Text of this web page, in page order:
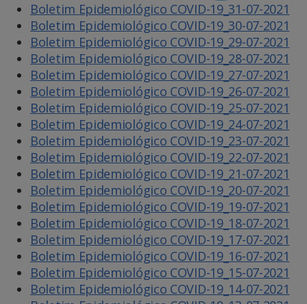
Boletim Epidemiológico COVID-19_31-07-2021
Boletim Epidemiológico COVID-19_30-07-2021
Boletim Epidemiológico COVID-19_29-07-2021
Boletim Epidemiológico COVID-19_28-07-2021
Boletim Epidemiológico COVID-19_27-07-2021
Boletim Epidemiológico COVID-19_26-07-2021
Boletim Epidemiológico COVID-19_25-07-2021
Boletim Epidemiológico COVID-19_24-07-2021
Boletim Epidemiológico COVID-19_23-07-2021
Boletim Epidemiológico COVID-19_22-07-2021
Boletim Epidemiológico COVID-19_21-07-2021
Boletim Epidemiológico COVID-19_20-07-2021
Boletim Epidemiológico COVID-19_19-07-2021
Boletim Epidemiológico COVID-19_18-07-2021
Boletim Epidemiológico COVID-19_17-07-2021
Boletim Epidemiológico COVID-19_16-07-2021
Boletim Epidemiológico COVID-19_15-07-2021
Boletim Epidemiológico COVID-19_14-07-2021